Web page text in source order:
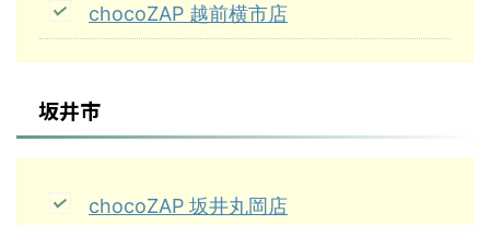
chocoZAP 越前横市店
坂井市
chocoZAP 坂井丸岡店